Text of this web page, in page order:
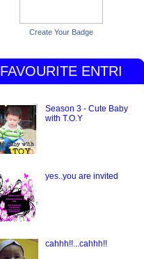
Create Your Badge
FAVOURITE ENTRI
Season 3 - Cute Baby
with T.O.Y
yes..you are invited
cahhh!!...cahhh!!